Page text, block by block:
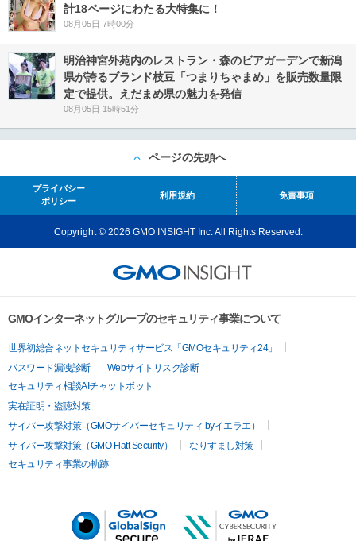
計18ページにわたる大特集に！
08月05日 7時00分
明治神宮外苑内のレストラン・森のビアガーデンで新潟
県が誇るブランド枝豆「つまりちゃまめ」を販売数量限
定で提供。えだまめ県の魅力を発信
08月05日 15時51分
ページの先頭へ
プライバシー
ポリシー
利用規約 免責事項
Copyright © 2026 GMO INSIGHT Inc. All Rights Reserved.
GMOインターネットグループのセキュリティ事業について
世界初総合ネットセキュリティサービス「GMOセキュリティ24」
パスワード漏洩診断
Webサイトリスク診断
セキュリティ相談AIチャットボット
実在証明・盗聴対策
サイバー攻撃対策（GMOサイバーセキュリティ byイエラエ）
サイバー攻撃対策（GMO Flatt Security）
なりすまし対策
セキュリティ事業の軌跡